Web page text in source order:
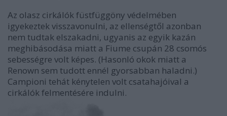
Az olasz cirkálók füstfüggöny védelmében
igyekeztek visszavonulni, az ellenségtől azonban
nem tudtak elszakadni, ugyanis az egyik kazán
meghibásodása miatt a Fiume csupán 28 csomós
sebességre volt képes. (Hasonló okok miatt a
Renown sem tudott ennél gyorsabban haladni.)
Campioni tehát kénytelen volt csatahajóival a
cirkálók felmentésére indulni.